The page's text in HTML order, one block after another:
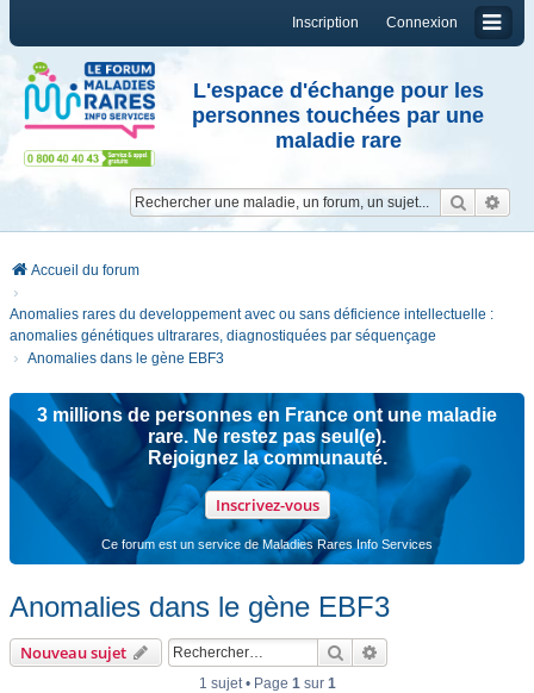
Connexion
Inscription
L'espace d'échange pour les
personnes touchées par une
maladie rare
Accueil du forum
Anomalies rares du developpement avec ou sans déficience intellectuelle :
anomalies génétiques ultrarares, diagnostiquées par séquençage
Anomalies dans le gène EBF3
3 millions de personnes en France ont une maladie
rare. Ne restez pas seul(e).
Rejoignez la communauté.
Inscrivez-vous
Ce forum est un service de Maladies Rares Info Services
Anomalies dans le gène EBF3
Nouveau sujet Rechercher
1 sujet • Page 1sur 1